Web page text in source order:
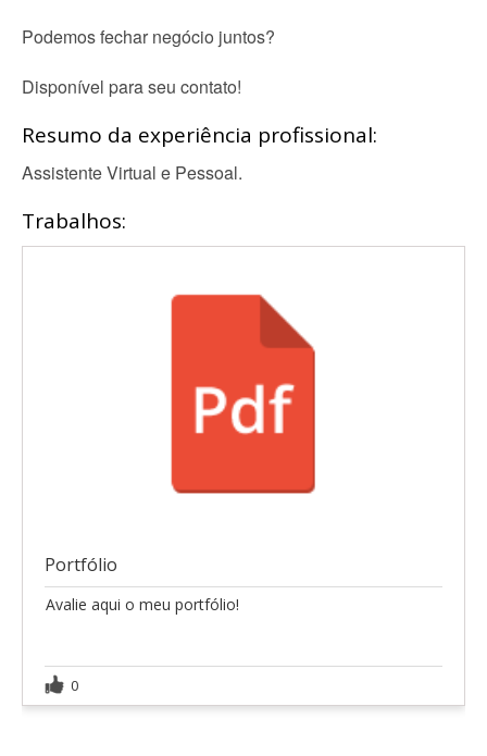
Podemos fechar negócio juntos?
Disponível para seu contato!
Resumo da experiência profissional:
Assistente Virtual e Pessoal.
Trabalhos:
Portfólio
Avalie aqui o meu portfólio!
0